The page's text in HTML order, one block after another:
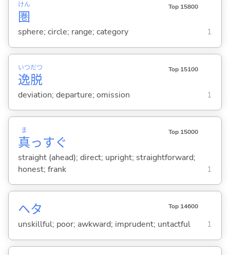
圏
けん Top 15800
sphere; circle; range; category 1
逸
いつ
脱
だつ Top 15100
deviation; departure; omission 1
真
ま
っすぐ
Top 15000
straight (ahead); direct; upright; straightforward;
honest; frank
1
ヘタ Top 14600
unskillful; poor; awkward; imprudent; untactful 1